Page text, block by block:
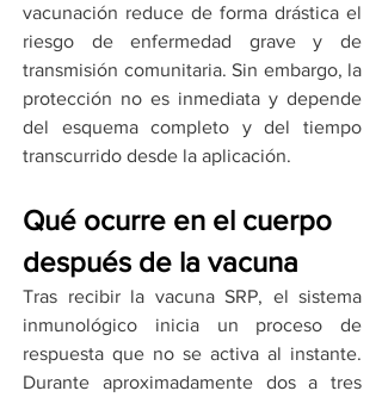
vacunación reduce de forma drástica el
riesgo de enfermedad grave y de
transmisión comunitaria. Sin embargo, la
protección no es inmediata y depende
del esquema completo y del tiempo
transcurrido desde la aplicación.
Qué ocurre en el cuerpo
después de la vacuna
Tras recibir la vacuna SRP, el sistema
inmunológico inicia un proceso de
respuesta que no se activa al instante.
Durante aproximadamente dos a tres